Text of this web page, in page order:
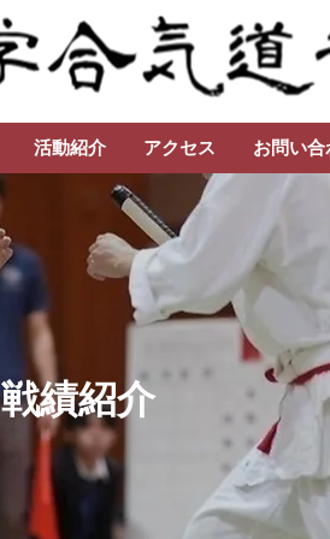
活動紹介 アクセス お問い合
戦績紹介